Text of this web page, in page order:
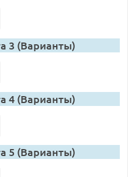
3 (Варианты)
4 (Варианты)
5 (Варианты)